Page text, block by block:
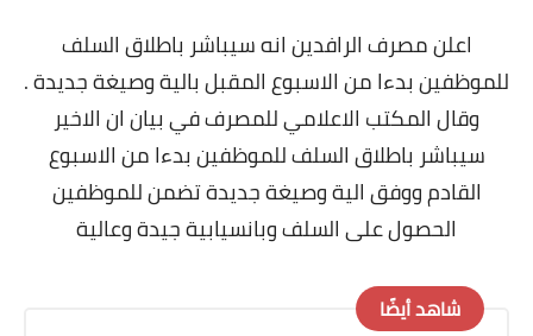
اعلن مصرف الرافدين انه سيباشر باطلاق السلف
للموظفين بدءا من الاسبوع المقبل بالية وصيغة جديدة .
وقال المكتب الاعلامي للمصرف في بيان ان الاخير
سيباشر باطلاق السلف للموظفين بدءا من الاسبوع
القادم ووفق الية وصيغة جديدة تضمن للموظفين
الحصول على السلف وبانسيابية جيدة وعالية
شاهد أيضًا